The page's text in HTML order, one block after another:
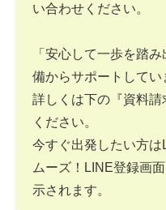
い合わせください。
「安心して一歩を踏
備からサポートしてい
詳しくは下の『資料
ください。
今すぐ出発したい方
ムーズ！LINE登録画
示されます。